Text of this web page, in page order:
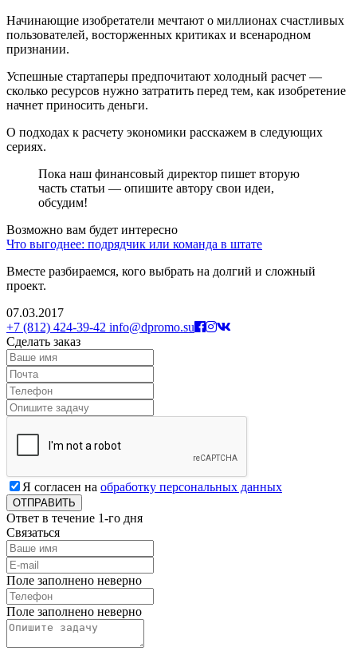
Начинающие изобретатели мечтают о миллионах счастливых
пользователей, восторженных критиках и всенародном
признании.
Успешные стартаперы предпочитают холодный расчет —
сколько ресурсов нужно затратить перед тем, как изобретение
начнет приносить деньги.
О подходах к расчету экономики расскажем в следующих
сериях.
Пока наш финансовый директор пишет вторую
часть статьи — опишите автору свои идеи,
обсудим!
Возможно вам будет интересно
Что выгоднее: подрядчик или команда в штате
Вместе разбираемся, кого выбрать на долгий и сложный
проект.
07.03.2017
+7 (812) 424-39-42 info@dpromo.su
Сделать заказ
Я согласен на обработку персональных данных
Ответ в течение 1-го дня
Связаться
Поле заполнено неверно
Поле заполнено неверно